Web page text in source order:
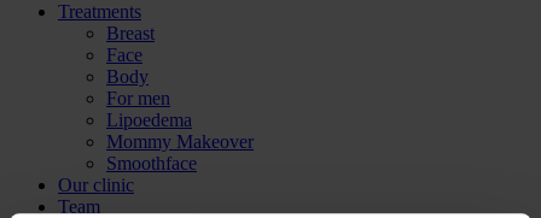
Treatments
Breast
Face
Body
For men
Lipoedema
Mommy Makeover
Smoothface
Our clinic
Team